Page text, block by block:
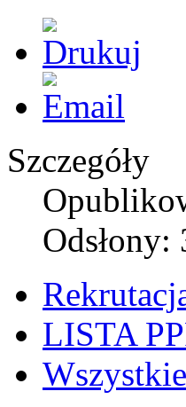
Szczegóły
Odsłony:
LISTA